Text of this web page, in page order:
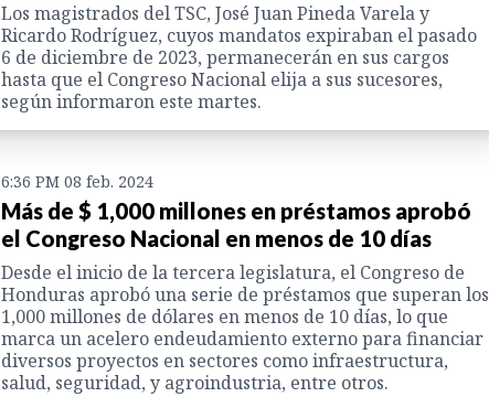
Los magistrados del TSC, José Juan Pineda Varela y
Ricardo Rodríguez, cuyos mandatos expiraban el pasado
6 de diciembre de 2023, permanecerán en sus cargos
hasta que el Congreso Nacional elija a sus sucesores,
según informaron este martes.
6:36 PM 08 feb. 2024
Más de $ 1,000 millones en préstamos aprobó
el Congreso Nacional en menos de 10 días
Desde el inicio de la tercera legislatura, el Congreso de
Honduras aprobó una serie de préstamos que superan los
1,000 millones de dólares en menos de 10 días, lo que
marca un acelero endeudamiento externo para financiar
diversos proyectos en sectores como infraestructura,
salud, seguridad, y agroindustria, entre otros.